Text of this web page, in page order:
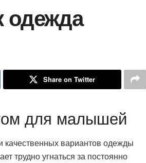
одежда
Share on Twitter
для малышей
качественных вариантов одежды
трудно угнаться за постоянно